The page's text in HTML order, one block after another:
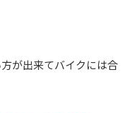
が出来てバイクには合